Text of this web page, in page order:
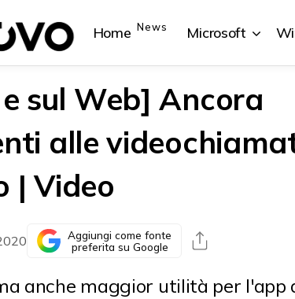
Home News Microsoft
{{POSTS[1].LABEL}}
{{posts[1].title}}
{{POSTS[1].LABEL}}
{{posts[1].title}}
sul Web] Ancora
alle
| Video
Aggiungi come fonte
preferita su Google
anche maggior utilità per l'app